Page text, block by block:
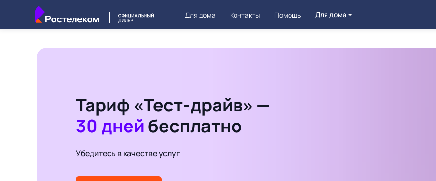
Для дома Контакты Помощь Для дома
Тариф «Тест-драйв» —
30 дней бесплатно
Убедитесь в качестве услуг